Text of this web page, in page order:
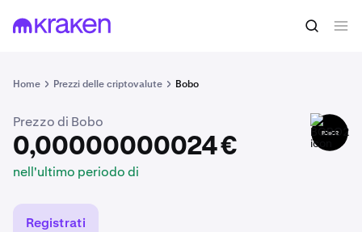
Home Prezzi delle criptovalute Bobo
0,00000000024 € Acquista BOBO2
Prezzo di Bobo
0,00000000024 €
nell'ultimo periodo di
BOBO2
Registrati